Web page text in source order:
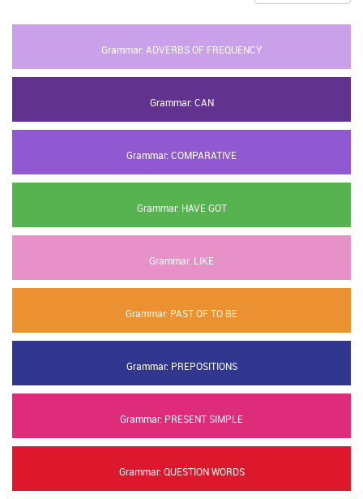
Grammar: ADVERBS OF FREQUENCY
Grammar: CAN
Grammar: COMPARATIVE
Grammar: HAVE GOT
Grammar: LIKE
Grammar: PAST OF TO BE
Grammar: PREPOSITIONS
Grammar: PRESENT SIMPLE
Grammar: QUESTION WORDS